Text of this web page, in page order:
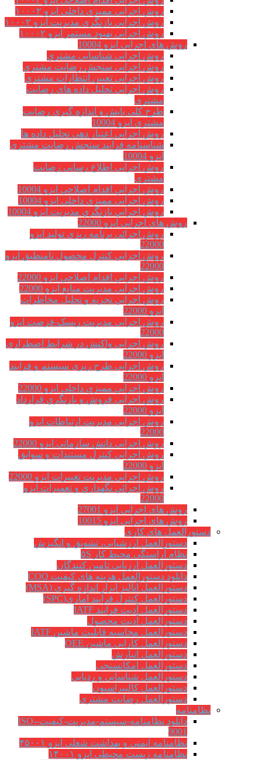
روش اجرایی ممیزی داخلی ایزو ۱۰۰۰۲
روش اجرایی بازنگری مدیریت ایزو ۱۰۰۰۲
روش اجرایی بهبود مستمر ایزو ۱۰۰۰۲
روش های اجرایی ایزو 10004
روش اجرایی شناسایی مشتري
روش اجرایی سنجش رضایت مشتري
روش اجرایی تعیین انتظارات مشتري
روش اجرایی تحلیل داده های رضایت
مشتری
طرح کلی پایش و اندازه گیری رضایت
مشتری ایزو 10004
روش اجرایی اعتبار دهی تحلیل داده ها
شناسنامه فرآیند سنجش رضایت مشتری
ایزو 10004
روش اجرایی اطلاع رسانی رضایت
مشتری
روش اجرايي اقدام اصلاحي ایزو 10004
روش اجرایی ممیزی داخلی ایزو 10004
روش اجرايي بازنگري مديريت ایزو 10004
روش های اجرایی ایزو 22000
روش اجرائی برنامه ريزی توليد ایزو
22000
روش اجرايي كنترل محصول نامنطبق ایزو
22000
روش اجرايي اقدام اصلاحي ایزو 22000
روش اجرایی مدیریت منابع ایزو 22000
روش اجرايي تجزیه و تحلیل مخاطرات
ایزو 22000
روش اجرایی مدیریت ریسک-فرصت ایزو
22000
روش اجرایی واکنش در شرایط اضطراری
ایزو 22000
روش اجرایی طرح ریزی سیستم و فرایند
ایزو 22000
روش اجرايي مميزي داخلي ایزو 22000
روش اجرایی فروش و بازنگري قرارداد
ایزو 22000
روش اجرایی مدیریت ارتباطات ایزو
22000
روش اجرایی دانش سازمانی ایزو 22000
روش اجرایی کنترل مستندات و سوابق
ایزو 22000
روش اجرایی مدیریت تغییرات ایزو 22000
روش اجرائي نگهداري و تعميرات ایزو
22000
روش های اجرایی ایزو 27001
روش های اجرایی ایزو 10015
دستورالعمل های کاری
دستورالعمل ارزشیابی، تشویق و انگیزش
نظام آراستگی محیط کار ۵S
دستورالعمل ارزیابی تامین کنندگان
دانلود دستورالعمل هزینه های کیفیت COQ
دستورالعمل آنالیز ابزار اندازه گیری (MSA)
دستورالعمل کنترل فرآیند آماری(SPC)
دستورالعمل آدیت فرایند IATF
دستورالعمل آدیت محصول
دستورالعمل محاسبه قابلیت ماشین IATF
دستورالعمل کارایی ماشین OEE
دستورالعمل انبارش
دستورالعمل امکانسنجی
دستورالعمل شناسایی و ردیابی
دستورالعمل کالیبراسیون
دستورالعمل رضایت مشتری
نظامنامه
دانلود نظامنامه-سیستم-مدیریت-کیفیت-ISO-
9001
نظامنامه ایمنی و بهداشت شغلی ایزو ۴۵۰۰۱
نظامنامه زیست محیطی ایزو ۱۴۰۰۱